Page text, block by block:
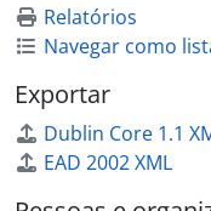
[Dossiê] BR ESAPEES
[Dossiê] BR
[Dossiê] BR ESAPEES EDU.2.77 -
[Dossiê] BR ESAPEES
Relatórios
Navegar como
Exportar
Dublin Core 1.1
EAD 2002 XML